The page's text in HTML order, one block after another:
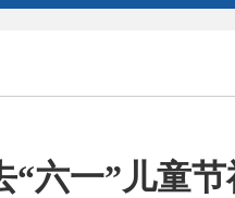
“六一”儿童